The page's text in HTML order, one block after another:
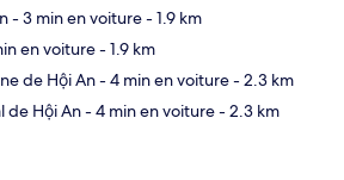
- 3 min en voiture- 1.9 km
en voiture- 1.9 km
de Hội An- 4 min en voiture- 2.3 km
de Hội An- 4 min en voiture- 2.3 km